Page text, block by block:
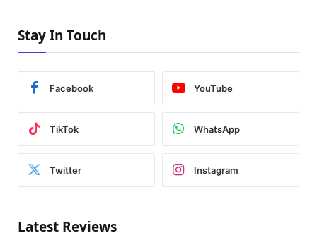
Stay In Touch
Facebook YouTube
TikTok WhatsApp
Twitter Instagram
Latest Reviews